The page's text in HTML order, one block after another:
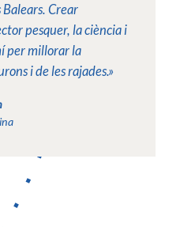
Crear
pesquer, la ciència i
per millorar la
i de les rajades.»